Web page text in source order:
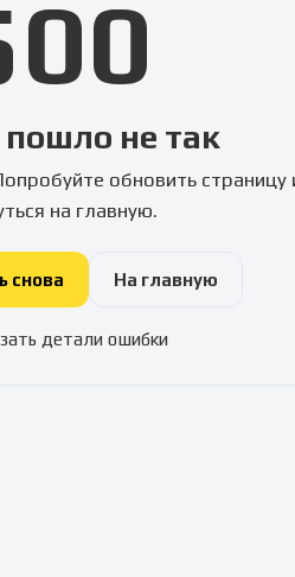
не так
обновить страницу
на главную.
снова На главную
детали ошибки